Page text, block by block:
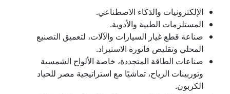
الإلكترونيات والذكاء الاصطناعي.
المستلزمات الطبية والأدوية.
صناعة قطع غيار السيارات والآلات، لتعميق التصنيع
المحلي وتقليص فاتورة الاستيراد.
صناعات الطاقة المتجددة، خاصة الألواح الشمسية
وتوربينات الرياح، تماشيًا مع استراتيجية مصر للحياد
الكربون.